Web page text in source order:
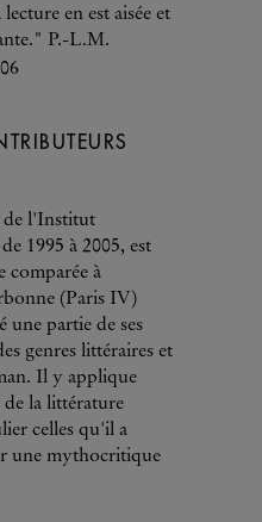
en est aisée et
P.-L.M.
de l'Institut
1995 à 2005, est
comparée à
(Paris IV)
une partie de ses
genres littéraires et
Il y applique
de la littérature
celles qu'il a
une mythocritique